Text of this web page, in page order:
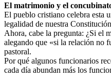
El matrimonio y el
El pueblo cristiano celebra esta
legalidad de nuestra
Ahora, cabe la pregunta: ¿Si el
alegando que «si la relación no
pastoral.
Por qué algunos funcionarios
cada día abundan más los